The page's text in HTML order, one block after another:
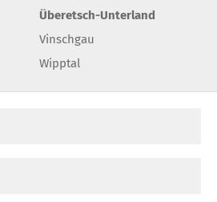
Überetsch-Unterland
Vinschgau
Wipptal